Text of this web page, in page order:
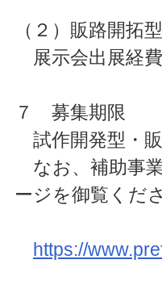
（２）販路開拓型
展示会出展経
７ 募集期限
試作開発型・
なお、補助事
ージを御覧くだ
https://